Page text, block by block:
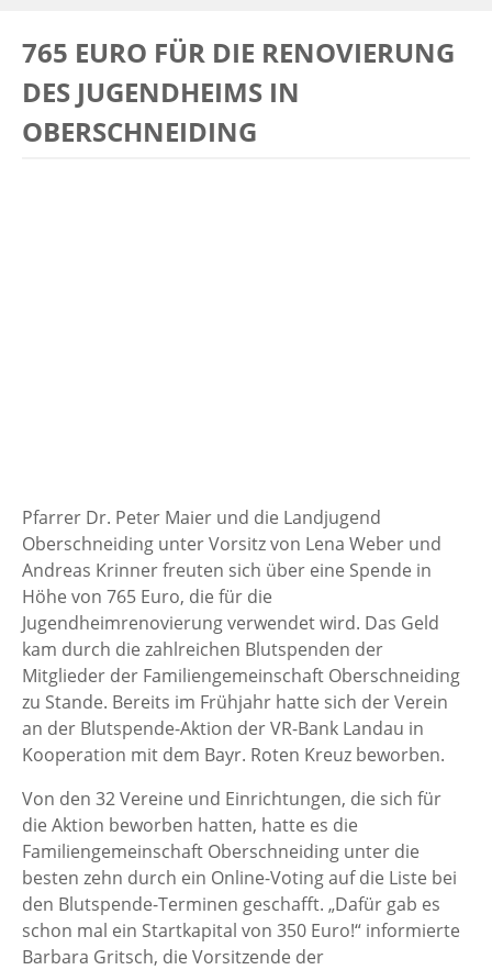
765 EURO FÜR DIE RENOVIERUNG
DES JUGENDHEIMS IN
OBERSCHNEIDING
Pfarrer Dr. Peter Maier und die Landjugend
Oberschneiding unter Vorsitz von Lena Weber und
Andreas Krinner freuten sich über eine Spende in
Höhe von 765 Euro, die für die
Jugendheimrenovierung verwendet wird. Das Geld
kam durch die zahlreichen Blutspenden der
Mitglieder der Familiengemeinschaft Oberschneiding
zu Stande. Bereits im Frühjahr hatte sich der Verein
an der Blutspende-Aktion der VR-Bank Landau in
Kooperation mit dem Bayr. Roten Kreuz beworben.
Von den 32 Vereine und Einrichtungen, die sich für
die Aktion beworben hatten, hatte es die
Familiengemeinschaft Oberschneiding unter die
besten zehn durch ein Online-Voting auf die Liste bei
den Blutspende-Terminen geschafft. „Dafür gab es
schon mal ein Startkapital von 350 Euro!“ informierte
Barbara Gritsch, die Vorsitzende der